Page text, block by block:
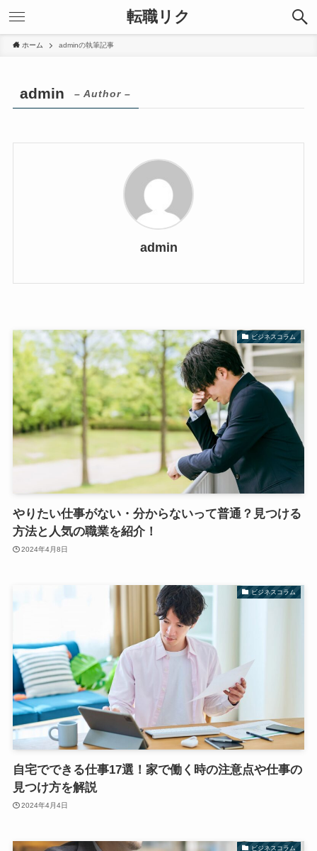
転職リク
ホーム adminの執筆記事
admin – Author –
admin
ビジネスコラム
やりたい仕事がない・分からないって普通？見つける
方法と人気の職業を紹介！
2024年4月8日
ビジネスコラム
自宅でできる仕事17選！家で働く時の注意点や仕事の
見つけ方を解説
2024年4月4日
ビジネスコラム